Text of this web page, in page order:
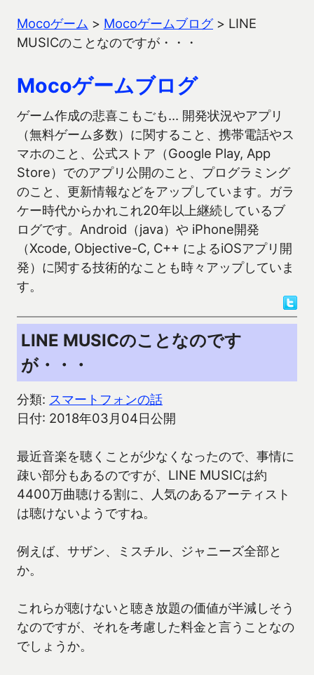
Mocoゲーム > Mocoゲームブログ> LINE
MUSICのことなのですが・・・
Mocoゲームブログ
ゲーム作成の悲喜こもごも… 開発状況やアプリ
（無料ゲーム多数）に関すること、携帯電話やス
マホのこと、公式ストア（Google Play, App
Store）でのアプリ公開のこと、プログラミング
のこと、更新情報などをアップしています。ガラ
ケー時代からかれこれ20年以上継続しているブ
ログです。Android（java）や iPhone開発
（Xcode, Objective-C, C++ によるiOSアプリ開
発）に関する技術的なことも時々アップしていま
す。
LINE MUSICのことなのです
が・・・
分類: スマートフォンの話
日付: 2018年03月04日公開
最近音楽を聴くことが少なくなったので、事情に
疎い部分もあるのですが、LINE MUSICは約
4400万曲聴ける割に、人気のあるアーティスト
は聴けないようですね。
例えば、サザン、ミスチル、ジャニーズ全部と
か。
これらが聴けないと聴き放題の価値が半減しそう
なのですが、それを考慮した料金と言うことなの
でしょうか。